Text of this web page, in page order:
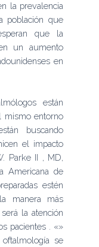
la prevalencia
población que
que la
un aumento
en
están
mismo entorno
buscando
el impacto
Parke II , MD,
Americana de
estén
manera más
la atención
pacientes . «»
se